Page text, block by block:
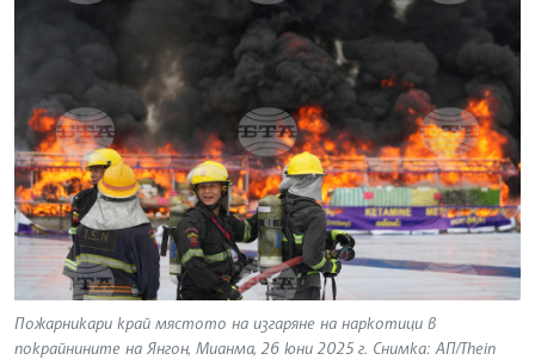
Пожарникари край мястото на изгаряне на наркотици в
покрайнините на Янгон, Мианма, 26 юни 2025 г. Снимка: АП/Thein